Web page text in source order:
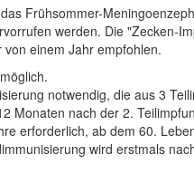
Frühsommer-
werden. Die "Zecken-
einem Jahr empfohlen.
notwendig, die aus 3
Monaten nach der 2.
erforderlich, ab dem 60.
wird erstmals